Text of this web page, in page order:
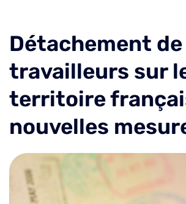
Détachement de
travailleurs sur
territoire
nouvelles